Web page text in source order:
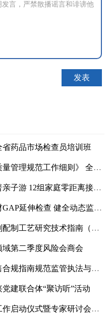
药品市场检查员培训班
细则》 全面强化中药材质量源头管控
12组家庭零距离接触药品检验
延伸检查 健全动态监管机制
工艺研究技术指南（试行）
域第二季度风险会商会
规范监管执法与企业经营行为
建联合体“聚访听”活动
式暨专家研讨会在大连成功举办